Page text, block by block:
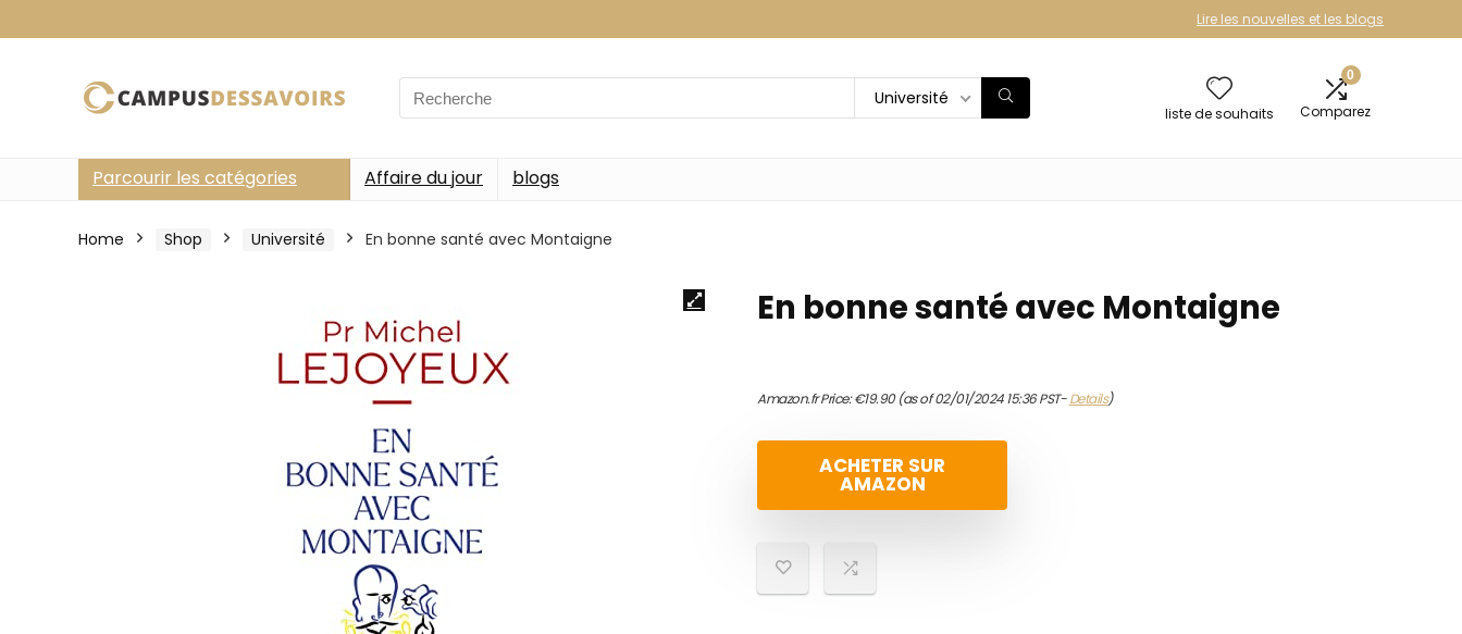
Lire les nouvelles et les blogs
Search
for:
Université
liste de souhaits
0
Comparez
Parcourir les catégories Affaire du jour blogs
Home Shop Université En bonne santé avec Montaigne
En bonne santé avec Montaigne
Amazon.fr Price:€19.90(as of 02/01/2024 15:36 PST-Details)
ACHETER SUR
AMAZON